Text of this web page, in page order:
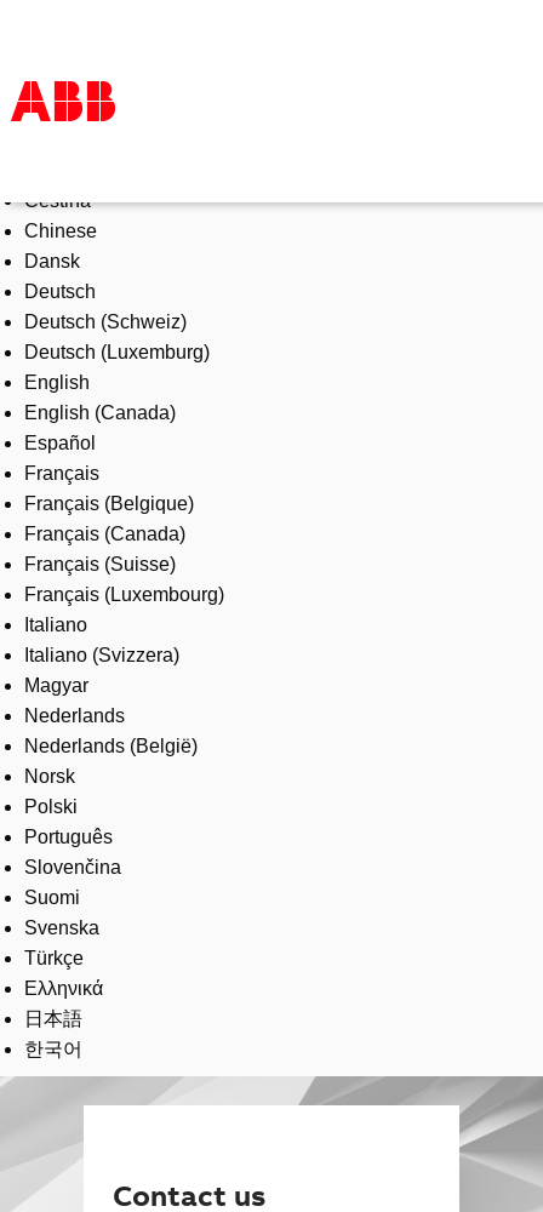
Products & Solutions
Industries
Services
About us
Where to buy
Contact us
Careers
Čeština
Chinese
Dansk
Deutsch
Deutsch (Schweiz)
Deutsch (Luxemburg)
English
English (Canada)
Español
Français
Français (Belgique)
Français (Canada)
Français (Suisse)
Français (Luxembourg)
Italiano
Italiano (Svizzera)
Magyar
Nederlands
Nederlands (België)
Norsk
Polski
Português
Slovenčina
Suomi
Svenska
Türkçe
Ελληνικά
日本語
한국어
Contact us